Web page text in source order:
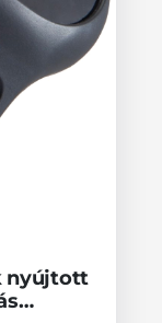
nyújtott